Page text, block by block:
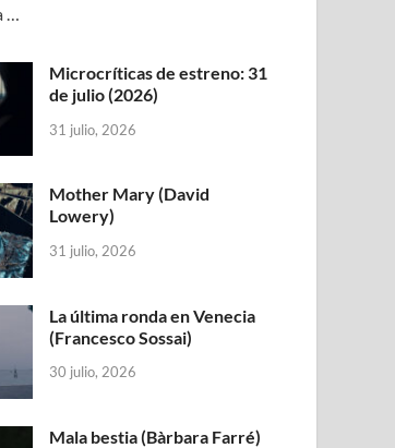
…
Microcríticas de estreno: 31
de julio (2026)
31 julio, 2026
Mother Mary (David
Lowery)
31 julio, 2026
La última ronda en Venecia
(Francesco Sossai)
30 julio, 2026
Mala bestia (Bàrbara Farré)